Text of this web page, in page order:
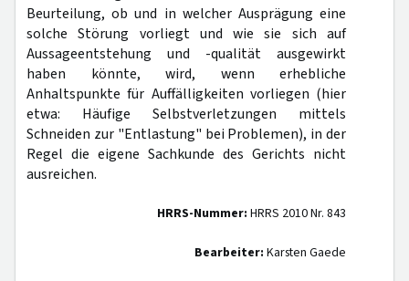
Beurteilung, ob und in welcher Ausprägung eine
solche Störung vorliegt und wie sie sich auf
Aussageentstehung und -qualität ausgewirkt
haben könnte, wird, wenn erhebliche
Anhaltspunkte für Auffälligkeiten vorliegen (hier
etwa: Häufige Selbstverletzungen mittels
Schneiden zur "Entlastung" bei Problemen), in der
Regel die eigene Sachkunde des Gerichts nicht
ausreichen.
HRRS-Nummer: HRRS 2010 Nr. 843
Bearbeiter: Karsten Gaede